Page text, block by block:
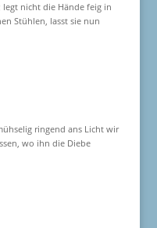
nicht die Hände feig in
Stühlen, lasst sie nun
ringend ans Licht wir
wo ihn die Diebe